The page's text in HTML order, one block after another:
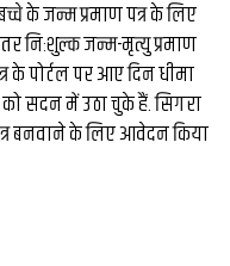
के जन्म प्रमाण पत्र के लिए
निःशुल्क जन्म-मृत्यु प्रमाण
के पोर्टल पर आए दिन धीमा
सदन में उठा चुके हैं. सिगरा
बनवाने के लिए आवेदन किया